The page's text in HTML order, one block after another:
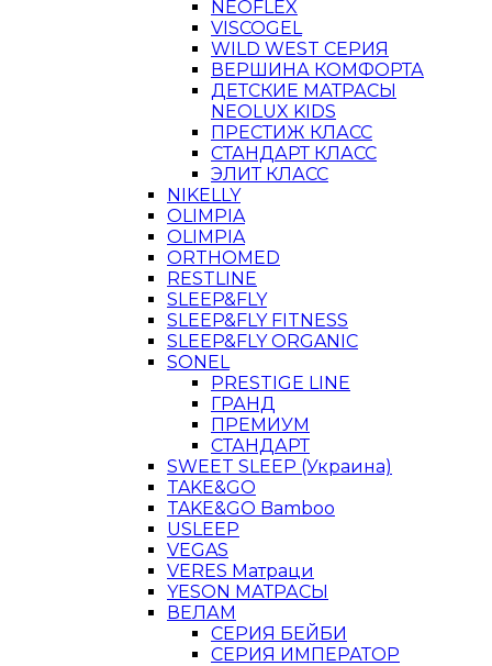
NEOFLEX
VISCOGEL
WILD WEST СЕРИЯ
ВЕРШИНА КОМФОРТА
ДЕТСКИЕ МАТРАСЫ
NEOLUX KIDS
ПРЕСТИЖ КЛАСС
СТАНДАРТ КЛАСС
ЭЛИТ КЛАСС
NIKELLY
OLIMPIA
OLIMPIA
ORTHOMED
RESTLINE
SLEEP&FLY
SLEEP&FLY FITNESS
SLEEP&FLY ORGANIC
SONEL
PRESTIGE LINE
ГРАНД
ПРЕМИУМ
СТАНДАРТ
SWEET SLEEP (Украина)
TAKE&GO
TAKE&GO Bamboo
USLEEP
VEGAS
VERES Матраци
YESON МАТРАСЫ
ВЕЛАМ
СЕРИЯ БЕЙБИ
СЕРИЯ ИМПЕРАТОР